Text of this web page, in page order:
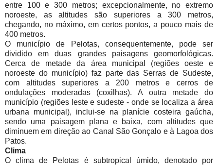
entre 100 e 300 metros; excepcionalmente, no extremo
noroeste, as altitudes são superiores a 300 metros,
chegando, no máximo, em certos pontos, a pouco mais de
400 metros.
O município de Pelotas, consequentemente, pode ser
dividido em duas grandes paisagens geomorfológicas.
Cerca de metade da área municipal (regiões oeste e
noroeste do município) faz parte das Serras de Sudeste,
com altitudes superiores a 200 metros e cerros de
ondulações moderadas (coxilhas). A outra metade do
município (regiões leste e sudeste - onde se localiza a área
urbana municipal), inclui-se na planície costeira gaúcha,
sendo uma paisagem plana e baixa, com altitudes que
diminuem em direção ao Canal São Gonçalo e à Lagoa dos
Patos.
Clima
O clima de Pelotas é subtropical úmido, denotado por